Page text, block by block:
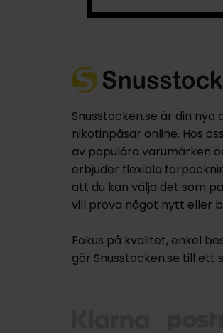
Snusstocken.se är din
nikotinpåsar online. Hos
av populära varumärken
erbjuder flexibla
att du kan välja det som
vill prova något nytt eller
Fokus på kvalitet, enkel
gör Snusstocken.se till ett